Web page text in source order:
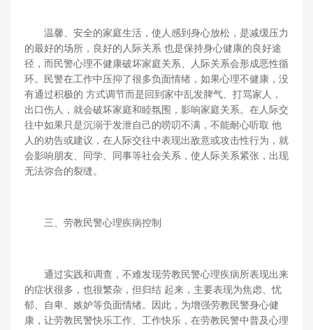
温馨、安全的家庭生活，使人感到身心放松，是减缓压力
的最好的场所，良好的人际关系 也是保持身心健康的良好途
径，而民警心理不健康破坏家庭关系、人际关系会形成恶性循
环。民警在工作中压抑了很多负面情绪，如果心理不健康，没
有通过积极的 方式调节而是回到家中乱发脾气、打骂家人，
出口伤人，就会破坏家庭和睦氛围，影响家庭关系。在人际交
往中如果只是沉溺于发泄自己的唠叨不满，不能耐心听取 他
人的劝告或建议，在人际交往中表现出敌意或攻击性行为，就
会影响朋友、同学、同事等社会关系，使人际关系紧张，出现
无法弥合的裂缝。
三、劳教民警心理疾病控制
通过实践和调查，不难发现劳教民警心理疾病所表现出来
的症状很多，也很繁杂，但归结 起来，主要表现为焦虑、忧
郁、自卑、嫉妒等负面情绪。因此，为增强劳教民警身心健
康，让劳教民警快乐工作、工作快乐，在劳教民警中普及心理